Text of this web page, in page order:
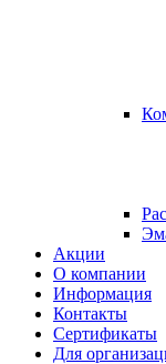
Акции
О компании
Информация
Контакты
Сертификаты
Для